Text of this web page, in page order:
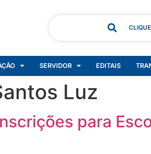
SERVIDOR EDITAIS
Luz
para